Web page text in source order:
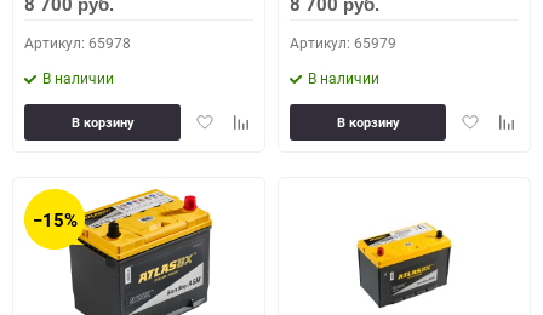
руб.
Артикул: 65978
В наличии
ДобавитьДобавить
В корзину
руб.
Артикул: 65979
В наличии
Добавить
В корзину
−15%